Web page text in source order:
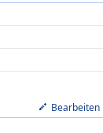
Bearbeiten